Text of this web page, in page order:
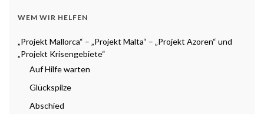
WEM WIR HELFEN
„Projekt Mallorca“ – „Projekt Malta“ – „Projekt Azoren“ und
„Projekt Krisengebiete“
Auf Hilfe warten
Glückspilze
Abschied